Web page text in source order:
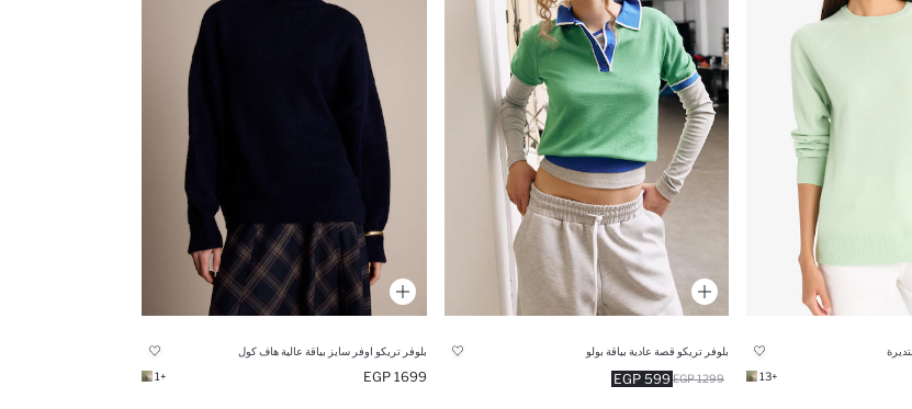
+13
بلوفر تريكو قصة عادية بياقة بولو
599 EGP 1299 EGP
بلوفر تريكو اوفر سايز بياقة عالية هاف كول
1699 EGP
+1